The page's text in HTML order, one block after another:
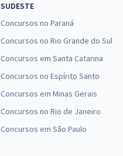
SUDESTE
Concursos no Paraná
Concursos no Rio Grande do Sul
Concursos em Santa Catarina
Concursos no Espírito Santo
Concursos em Minas Gerais
Concursos no Rio de Janeiro
Concursos em São Paulo